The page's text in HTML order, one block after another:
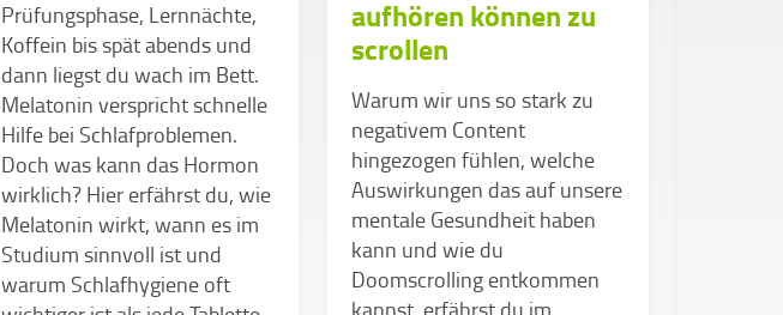
Prüfungsphase, Lernnächte,
Koffein bis spät abends und
dann liegst du wach im Bett.
Melatonin verspricht schnelle
Hilfe bei Schlafproblemen.
Doch was kann das Hormon
wirklich? Hier erfährst du, wie
Melatonin wirkt, wann es im
Studium sinnvoll ist und
warum Schlafhygiene oft
aufhören können zu
scrollen
Warum wir uns so stark zu
negativem Content
hingezogen fühlen, welche
Auswirkungen das auf unsere
mentale Gesundheit haben
kann und wie du
Doomscrolling entkommen
kannst, erfährst du im